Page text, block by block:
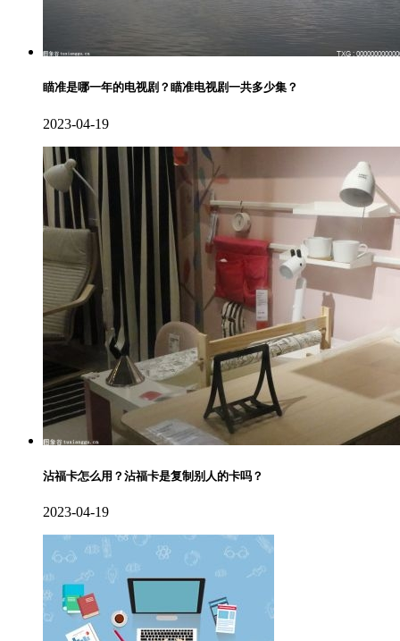
瞄准是哪一年的电视剧？瞄准电视剧一共多少集？
2023-04-19
沾福卡怎么用？沾福卡是复制别人的卡吗？
2023-04-19